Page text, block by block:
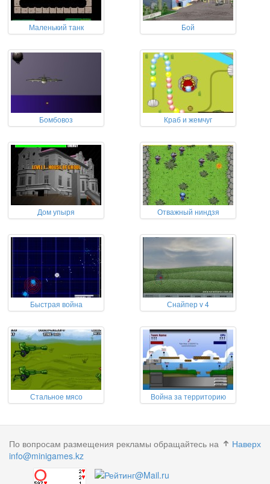
Маленький танк Бой
Бомбовоз Краб и жемчуг
Дом упыря Отважный ниндзя
Быстрая война Снайпер v 4
Стальное мясо Война за территорию
Наверх
По вопросам размещения рекламы обращайтесь на
info@minigames.kz